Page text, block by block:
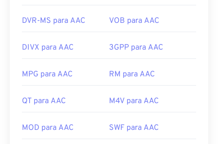
DVR-MS para AAC VOB para AAC
DIVX para AAC 3GPP para AAC
MPG para AAC RM para AAC
QT para AAC M4V para AAC
MOD para AAC SWF para AAC